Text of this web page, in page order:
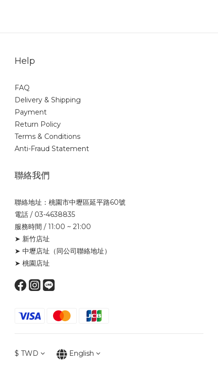
Help
FAQ
Delivery & Shipping
Payment
Return Policy
Terms & Conditions
Anti-Fraud Statement
聯絡我們
聯絡地址：桃園市中壢區延平路60號
電話 / 03-4638835
服務時間 / 11:00 ~ 21:00
➤ 新竹店址
➤ 中壢店址 （同公司聯絡地址）
➤ 桃園店址
$ TWD English